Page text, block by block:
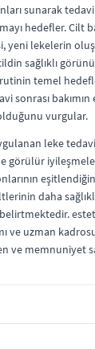
sunarak tedavi
hedefler. Cilt
yeni lekelerin
sağlıklı
temel
sonrası
vurgular.
leke
görülür
daha sağlıklı
ve uzman
ve memnuniyet